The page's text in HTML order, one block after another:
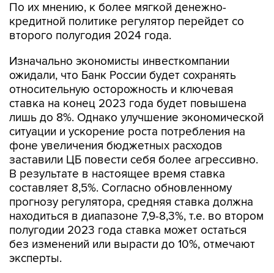
По их мнению, к более мягкой денежно-
кредитной политике регулятор перейдет со
второго полугодия 2024 года.
Изначально экономисты инвесткомпании
ожидали, что Банк России будет сохранять
относительную осторожность и ключевая
ставка на конец 2023 года будет повышена
лишь до 8%. Однако улучшение экономической
ситуации и ускорение роста потребления на
фоне увеличения бюджетных расходов
заставили ЦБ повести себя более агрессивно.
В результате в настоящее время ставка
составляет 8,5%. Согласно обновленному
прогнозу регулятора, средняя ставка должна
находиться в диапазоне 7,9-8,3%, т.е. во втором
полугодии 2023 года ставка может остаться
без изменений или вырасти до 10%, отмечают
эксперты.